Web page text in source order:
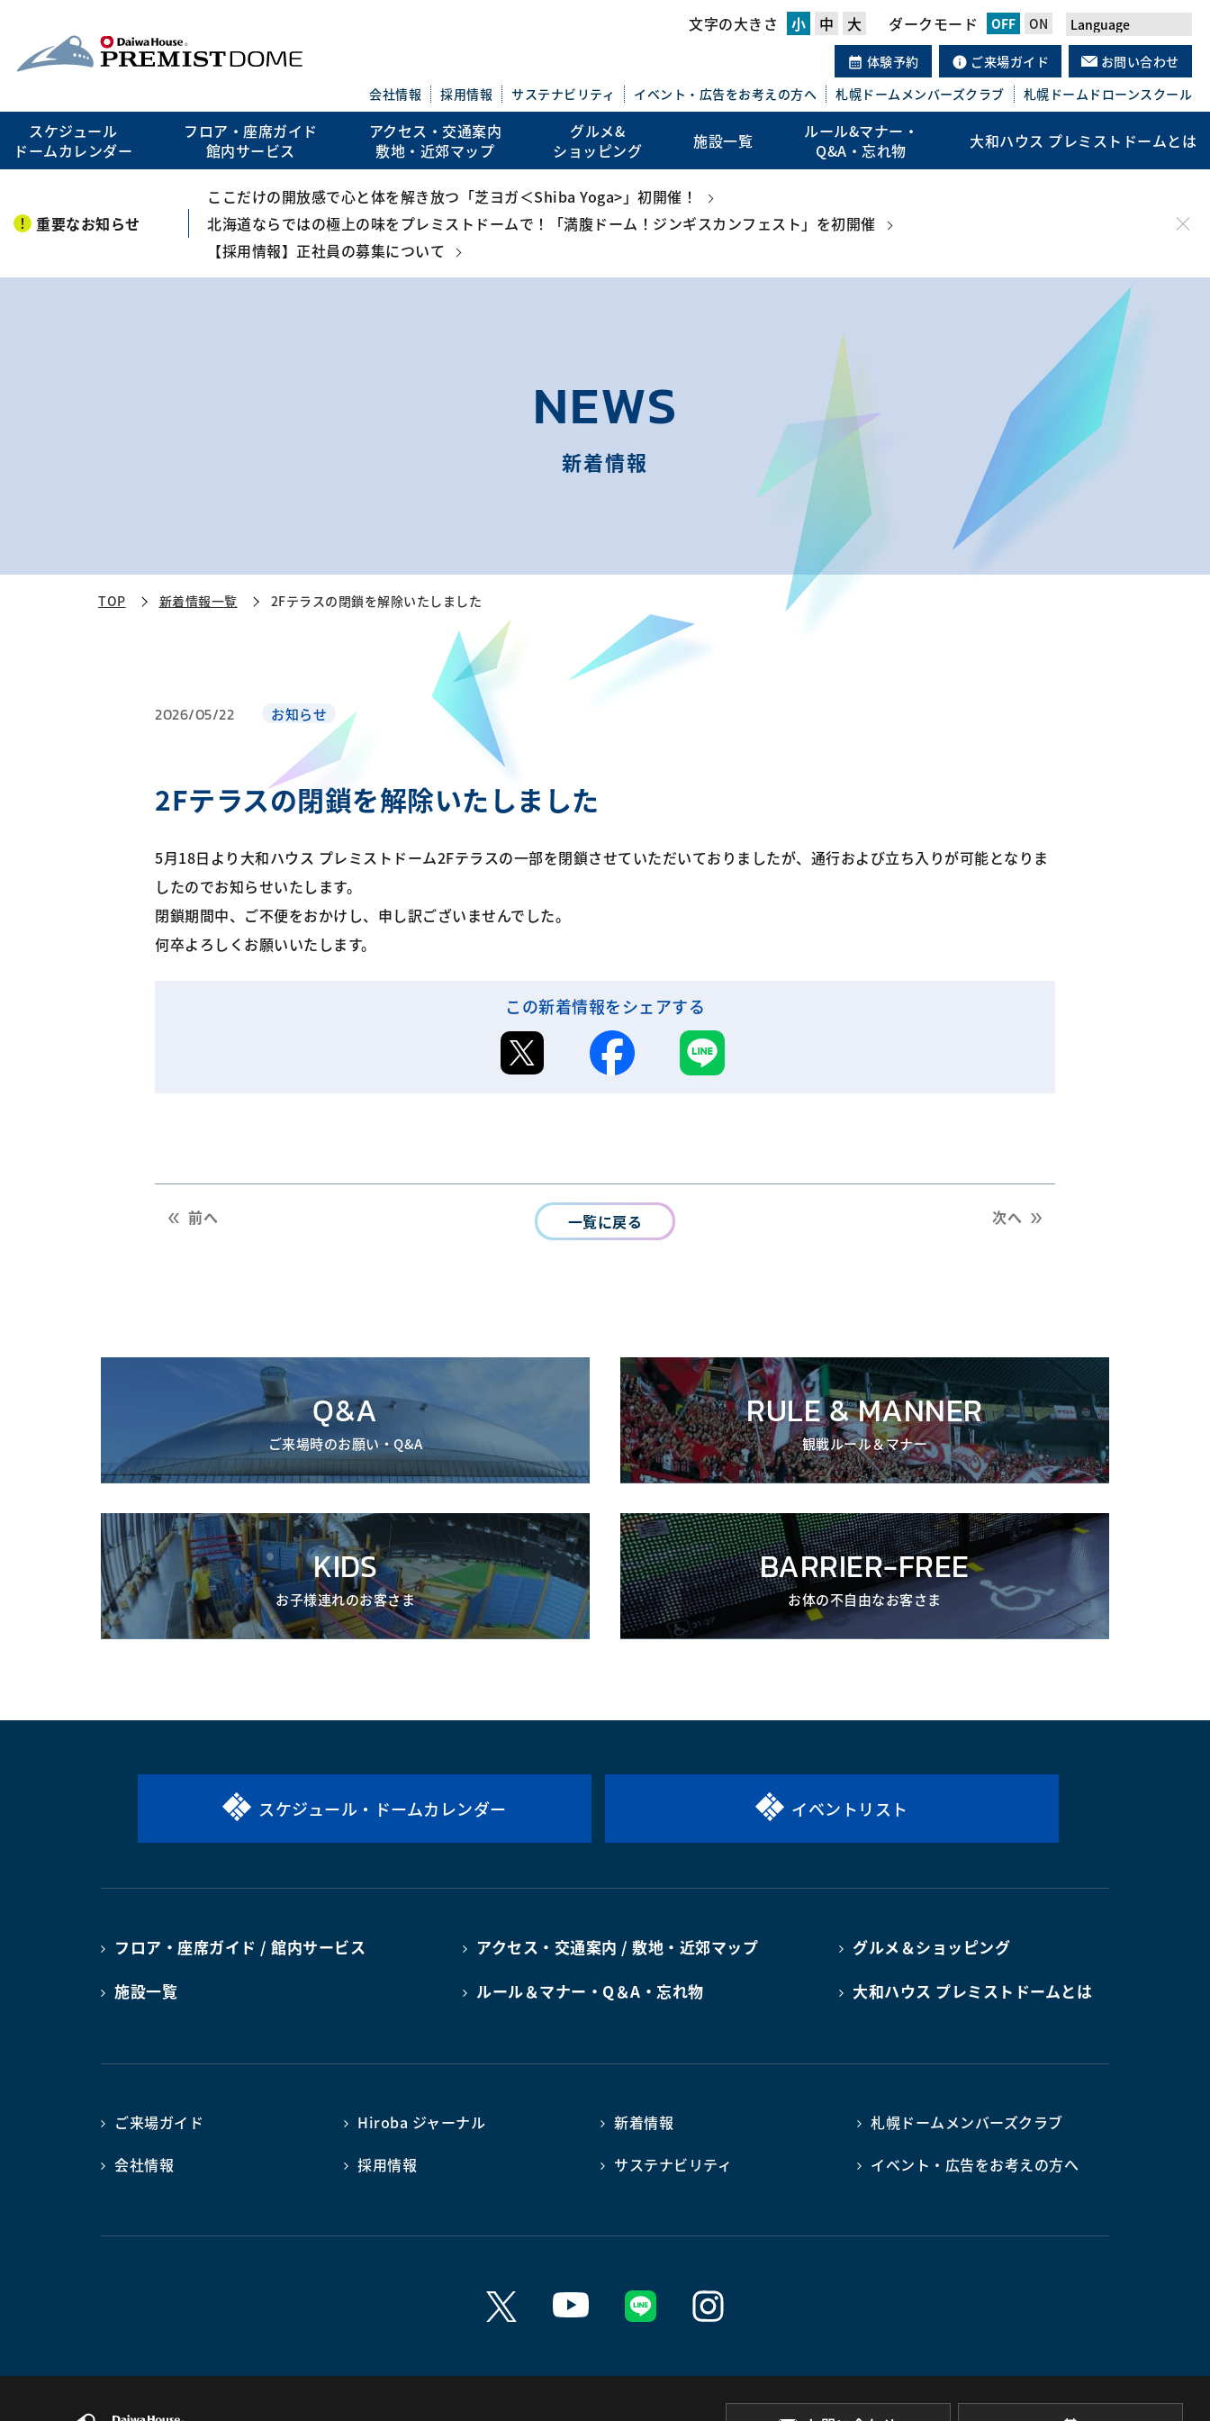
文字の大きさ 小 中 大 ダークモード
体験予約 ご来場ガイド
お問い合わせ
会社情報
採用情報 サステナビリティ イベント・広告をお考えの方へ 札幌ドーム メンバーズクラブ 札幌ドーム ドローンスクール
スケジュール
ドームカレンダー
フロア・座席ガイド
館内サービス
アクセス・交通案内
敷地・近郊マップ
グルメ&
ショッピング
施設一覧
ルール&マナー・
Q&A・忘れ物
大和ハウス プレミストドームとは
重要なお知らせ
ここだけの開放感で心と体を解き放つ「芝ヨガ＜Shiba Yoga>」初開催！
北海道ならではの極上の味をプレミストドームで！「満腹ドーム！ジンギスカンフェスト」を初開催
【採用情報】正社員の募集について
NEWS
新着情報
TOP 新着情報一覧 2Fテラスの閉鎖を解除いたしました
2026/05/22 お知らせ
2Fテラスの閉鎖を解除いたしました
5月18日より大和ハウス プレミストドーム2Fテラスの一部を閉鎖させていただいておりましたが、通行および立ち入りが可能となりま
したのでお知らせいたします。
閉鎖期間中、ご不便をおかけし、申し訳ございませんでした。
何卒よろしくお願いいたします。
この新着情報をシェアする
前へ 一覧に戻る 次へ
Q&A
ご来場時のお願い・Q&A
RULE & MANNER
観戦ルール＆マナー
KIDS
お子様連れのお客さま
BARRIER-FREE
お体の不自由なお客さま
スケジュール・ドームカレンダー イベントリスト
フロア・座席ガイド / 館内サービス アクセス・交通案内 / 敷地・近郊マップ
グルメ＆ショッピング
施設一覧
ルール＆マナー・Q＆A・忘れ物 大和ハウス プレミストドームとは
ご来場ガイド Hiroba ジャーナル 新着情報
札幌ドームメンバーズクラブ
会社情報
採用情報 サステナビリティ イベント・広告をお考えの方へ